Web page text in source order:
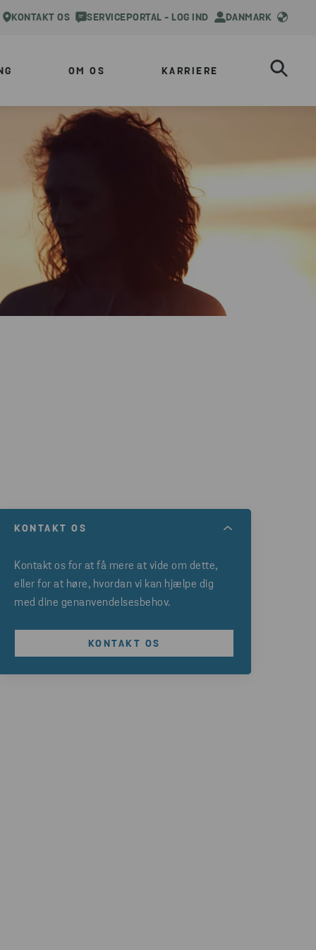
KONTAKT OS SERVICEPORTAL - LOG IND DANMARK
OM OS KARRIERE
KONTAKT OS
Kontakt os for at få mere at vide om dette,
eller for at høre, hvordan vi kan hjælpe dig
med dine genanvendelsesbehov.
KONTAKT OS